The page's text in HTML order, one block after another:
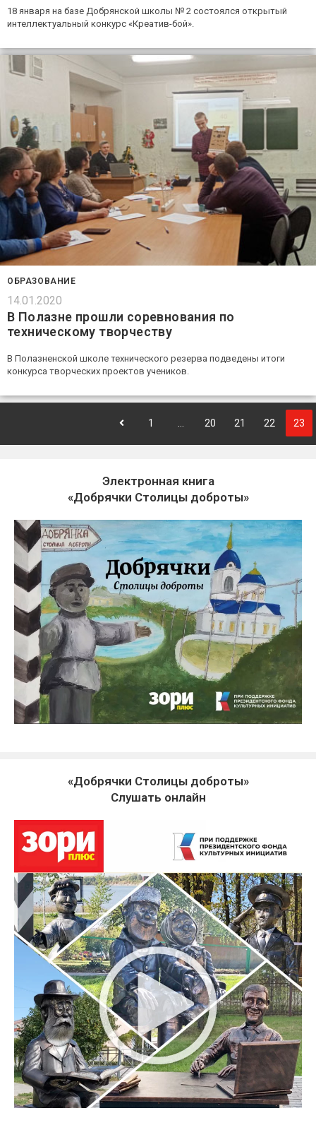
18 января на базе Добрянской школы № 2 состоялся открытый
интеллектуальный конкурс «Креатив-бой».
ОБРАЗОВАНИЕ
14.01.2020
В Полазне прошли соревнования по
техническому творчеству
В Полазненской школе технического резерва подведены итоги
конкурса творческих проектов учеников.
1 20 21 22 23
Электронная книга
«Добрячки Столицы доброты»
«Добрячки Столицы доброты»
Слушать онлайн